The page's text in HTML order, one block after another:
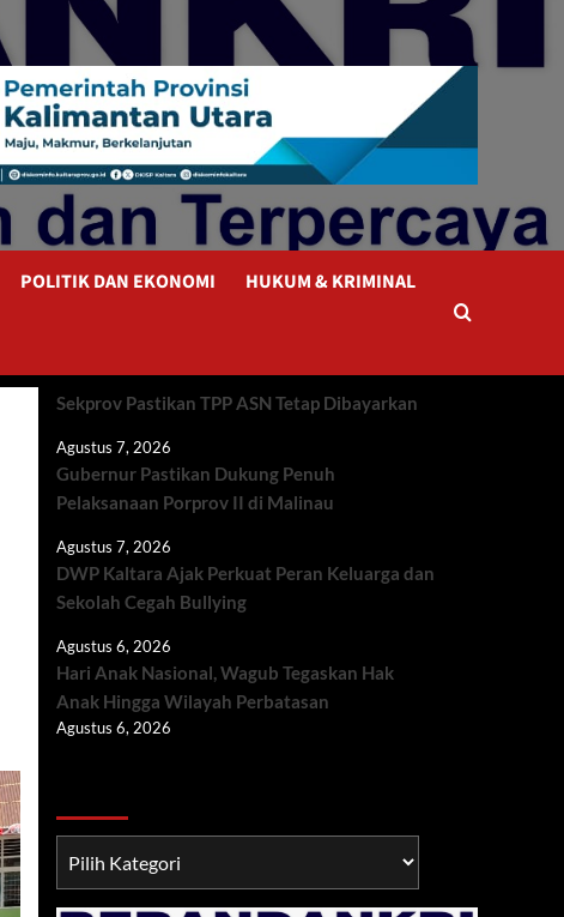
POLITIK DAN EKONOMI HUKUM & KRIMINAL
Sekprov Pastikan TPP ASN Tetap Dibayarkan
Agustus 7, 2026
Gubernur Pastikan Dukung Penuh
Pelaksanaan Porprov II di Malinau
Agustus 7, 2026
DWP Kaltara Ajak Perkuat Peran Keluarga dan
Sekolah Cegah Bullying
Agustus 6, 2026
Hari Anak Nasional, Wagub Tegaskan Hak
Anak Hingga Wilayah Perbatasan
Agustus 6, 2026
TNI/POLRI